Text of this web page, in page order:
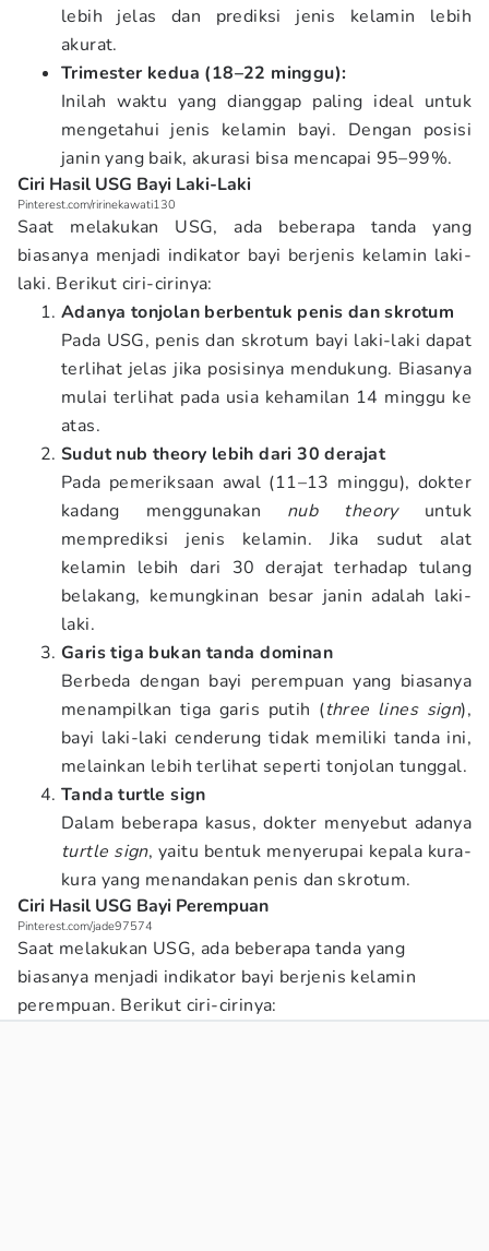
lebih jelas dan prediksi jenis kelamin lebih
akurat.
Trimester kedua (18–22 minggu):
Inilah waktu yang dianggap paling ideal untuk
mengetahui jenis kelamin bayi. Dengan posisi
janin yang baik, akurasi bisa mencapai 95–99%.
Ciri Hasil USG Bayi Laki-Laki
Pinterest.com/ririnekawati130
Saat melakukan USG, ada beberapa tanda yang
biasanya menjadi indikator bayi berjenis kelamin laki-
laki. Berikut ciri-cirinya:
Adanya tonjolan berbentuk penis dan skrotum
Pada USG, penis dan skrotum bayi laki-laki dapat
terlihat jelas jika posisinya mendukung. Biasanya
mulai terlihat pada usia kehamilan 14 minggu ke
atas.
Sudut nub theory lebih dari 30 derajat
Pada pemeriksaan awal (11–13 minggu), dokter
kadang menggunakan nub theoryuntuk
memprediksi jenis kelamin. Jika sudut alat
kelamin lebih dari 30 derajat terhadap tulang
belakang, kemungkinan besar janin adalah laki-
laki.
Garis tiga bukan tanda dominan
Berbeda dengan bayi perempuan yang biasanya
menampilkan tiga garis putih (three lines sign),
bayi laki-laki cenderung tidak memiliki tanda ini,
melainkan lebih terlihat seperti tonjolan tunggal.
Tanda turtle sign
Dalam beberapa kasus, dokter menyebut adanya
turtle sign, yaitu bentuk menyerupai kepala kura-
kura yang menandakan penis dan skrotum.
Ciri Hasil USG Bayi Perempuan
Pinterest.com/jade97574
Saat melakukan USG, ada beberapa tanda yang
biasanya menjadi indikator bayi berjenis kelamin
perempuan. Berikut ciri-cirinya: